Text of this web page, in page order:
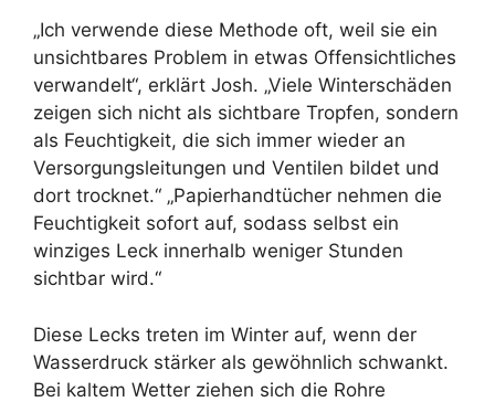
„Ich verwende diese Methode oft, weil sie ein
unsichtbares Problem in etwas Offensichtliches
verwandelt“, erklärt Josh. „Viele Winterschäden
zeigen sich nicht als sichtbare Tropfen, sondern
als Feuchtigkeit, die sich immer wieder an
Versorgungsleitungen und Ventilen bildet und
dort trocknet.“ „Papierhandtücher nehmen die
Feuchtigkeit sofort auf, sodass selbst ein
winziges Leck innerhalb weniger Stunden
sichtbar wird.“
Diese Lecks treten im Winter auf, wenn der
Wasserdruck stärker als gewöhnlich schwankt.
Bei kaltem Wetter ziehen sich die Rohre